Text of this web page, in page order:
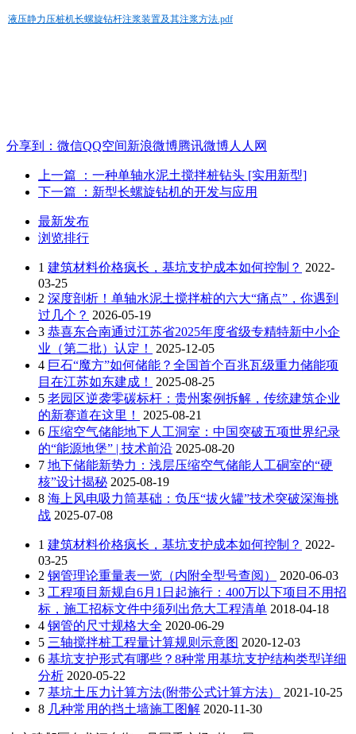
液压静力压桩机长螺旋钻杆注浆装置及其注浆方法.pdf
分享到： 微信QQ空间新浪微博腾讯微博人人网
上一篇
：一种单轴水泥土搅拌桩钻头 [实用新型]
下一篇
：新型长螺旋钻机的开发与应用
最新发布
浏览排行
1 建筑材料价格疯长，基坑支护成本如何控制？ 2022-
03-25
2 深度剖析！单轴水泥土搅拌桩的六大“痛点”，你遇到
过几个？ 2026-05-19
3 恭喜东合南通过江苏省2025年度省级专精特新中小企
业（第二批）认定！
2025-12-05
4 巨石“魔方”如何储能？全国首个百兆瓦级重力储能项
目在江苏如东建成！
2025-08-25
5 老园区逆袭零碳标杆：贵州案例拆解，传统建筑企业
的新赛道在这里！
2025-08-21
6 压缩空气储能地下人工洞室：中国突破五项世界纪录
的“能源地堡” | 技术前沿 2025-08-20
7 地下储能新势力：浅层压缩空气储能人工硐室的“硬
核”设计揭秘 2025-08-19
8 海上风电吸力筒基础：负压“拔火罐”技术突破深海挑
战 2025-07-08
1 建筑材料价格疯长，基坑支护成本如何控制？ 2022-
03-25
2 钢管理论重量表一览（内附全型号查阅）
2020-06-03
3 工程项目新规自6月1日起施行：400万以下项目不用招
标，施工招标文件中须列出危大工程清单 2018-04-18
4 钢管的尺寸规格大全 2020-06-29
5 三轴搅拌桩工程量计算规则示意图 2020-12-03
6 基坑支护形式有哪些？8种常用基坑支护结构类型详细
分析 2020-05-22
7 基坑土压力计算方法(附带公式计算方法）
2021-10-25
8 几种常用的挡土墙施工图解 2020-11-30